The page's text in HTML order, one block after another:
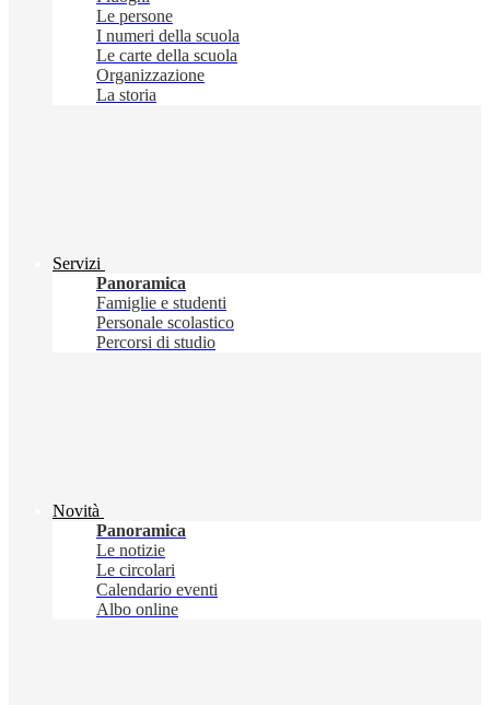
Le persone
I numeri della scuola
Le carte della scuola
Organizzazione
La storia
Servizi
Panoramica
Famiglie e studenti
Personale scolastico
Percorsi di studio
Novità
Panoramica
Le notizie
Le circolari
Calendario eventi
Albo online